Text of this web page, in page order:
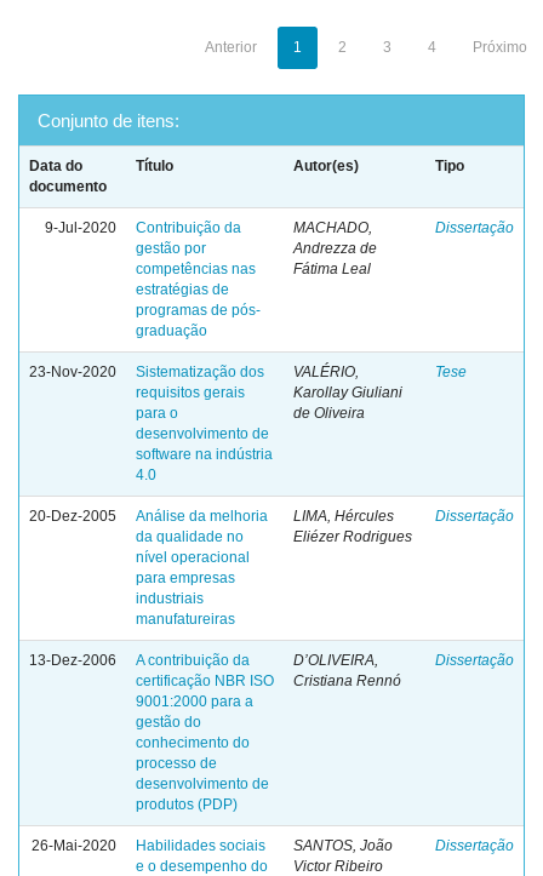
Anterior 1 2 3 4 Próximo
Conjunto de itens:
Data do
documento
Título Autor(es) Tipo
9-Jul-2020
Contribuição da
gestão por
competências nas
estratégias de
programas de pós-
graduação
MACHADO,
Andrezza de
Fátima Leal
Dissertação
23-Nov-2020
Sistematização dos
requisitos gerais
para o
desenvolvimento de
software na indústria
4.0
VALÉRIO,
Karollay Giuliani
de Oliveira
Tese
20-Dez-2005
Análise da melhoria
da qualidade no
nível operacional
para empresas
industriais
manufatureiras
LIMA, Hércules
Eliézer Rodrigues
Dissertação
13-Dez-2006
A contribuição da
certificação NBR ISO
9001:2000 para a
gestão do
conhecimento do
processo de
desenvolvimento de
produtos (PDP)
D’OLIVEIRA,
Cristiana Rennó
Dissertação
26-Mai-2020
Habilidades sociais
e o desempenho do
SANTOS, João
Victor Ribeiro
Dissertação